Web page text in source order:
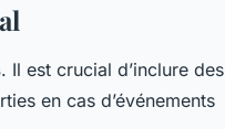
. Il est crucial d’inclure des
en cas d’événements